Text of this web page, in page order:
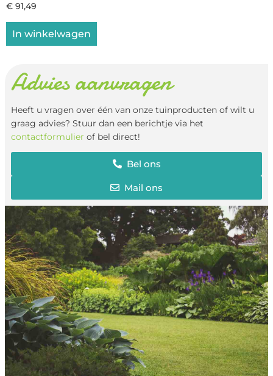
€ 91,49
In winkelwagen
Advies aanvragen
Heeft u vragen over één van onze tuinproducten of wilt u
graag advies? Stuur dan een berichtje via het
contactformulier of bel direct!
Bel ons
Mail ons